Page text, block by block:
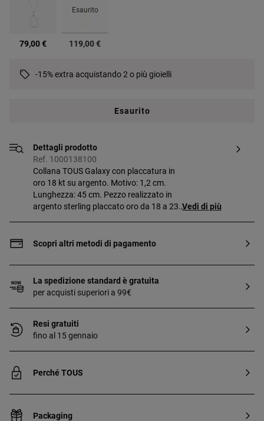
79,00 €
Esaurito
selezionato
119,00 €
-15% extra acquistando 2 o più gioielli
Esaurito
Dettagli prodotto
Ref. 1000138100
Collana TOUS Galaxy con placcatura in
oro 18 kt su argento. Motivo: 1,2 cm.
Lunghezza: 45 cm. Pezzo realizzato in
argento sterling placcato oro da 18 a 23
gioiello.
Vedi di più
Scopri altri metodi di pagamento
La spedizione standard è gratuita
per acquisti superiori a 99€
Resi gratuiti
fino al 15 gennaio
Perché TOUS
Packaging